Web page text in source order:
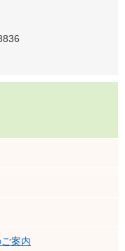
案内